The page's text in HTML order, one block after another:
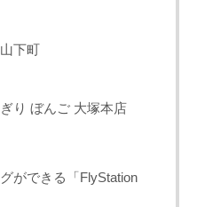
下町
ぼんご 大塚本店
ができる「FlyStation